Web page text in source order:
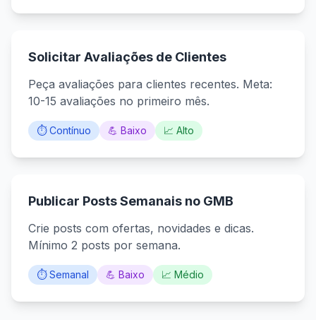
Solicitar Avaliações de Clientes
Peça avaliações para clientes recentes. Meta:
10-15 avaliações no primeiro mês.
⏱️ Contínuo 💪 Baixo 📈 Alto
Publicar Posts Semanais no GMB
Crie posts com ofertas, novidades e dicas.
Mínimo 2 posts por semana.
⏱️ Semanal 💪 Baixo 📈 Médio